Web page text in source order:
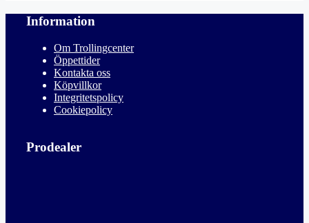
Information
Om Trollingcenter
Öppettider
Kontakta oss
Köpvillkor
Integritetspolicy
Cookiepolicy
Prodealer